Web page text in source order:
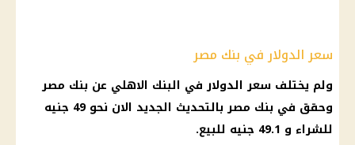
سعر الدولار في بنك مصر
ولم يختلف سعر الدولار في البنك الاهلي عن بنك مصر
وحقق في بنك مصر بالتحديث الجديد الان نحو 49 جنيه
للشراء و 49.1 جنيه للبيع.